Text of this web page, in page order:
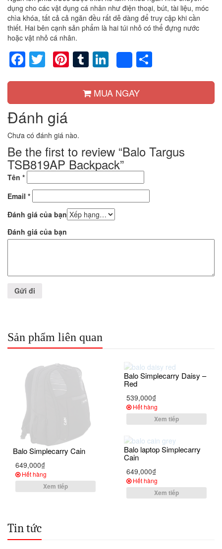
dụng cho các vật dụng cá nhân như điện thoại, bút, tài liệu, móc
chìa khóa, tất cả cả ngăn đều rất dễ dàng để truy cập khi cần
thiết. Hai bên cạnh sản phẩm là hai túi nhỏ có thể đựng nước
hoặc vật nhỏ cá nhân.
Facebook
TwitterPinterest
TumblrLinkedIn
Share
MUA NGAY
Đánh giá
Chưa có đánh giá nào.
Be the first to review “Balo Targus
TSB819AP Backpack”
Tên *
Email *
Đánh giá của bạn
Đánh giá của bạn
Sản phẩm liên quan
Balo Simplecarry Cain
649,000₫
Hết hàng
Xem tiếp
Balo Simplecarry Daisy –
Red
539,000₫
Hết hàng
Xem tiếp
Balo laptop Simplecarry
Cain
649,000₫
Hết hàng
Xem tiếp
Tin tức